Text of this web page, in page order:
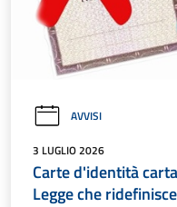
AVVISI
3 LUGLIO 2026
Carte d'identità
Legge che